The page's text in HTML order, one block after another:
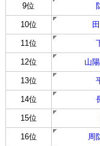
9位
10位
11位
12位 山
13位
14位
15位
16位 周